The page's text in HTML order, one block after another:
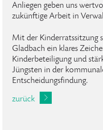
Anliegen geben uns
zukünftige Arbeit in
Mit der Kinderratssitzung
Gladbach ein klares
Kinderbeteiligung und
Jüngsten in der
Entscheidungsfindung.
zurück